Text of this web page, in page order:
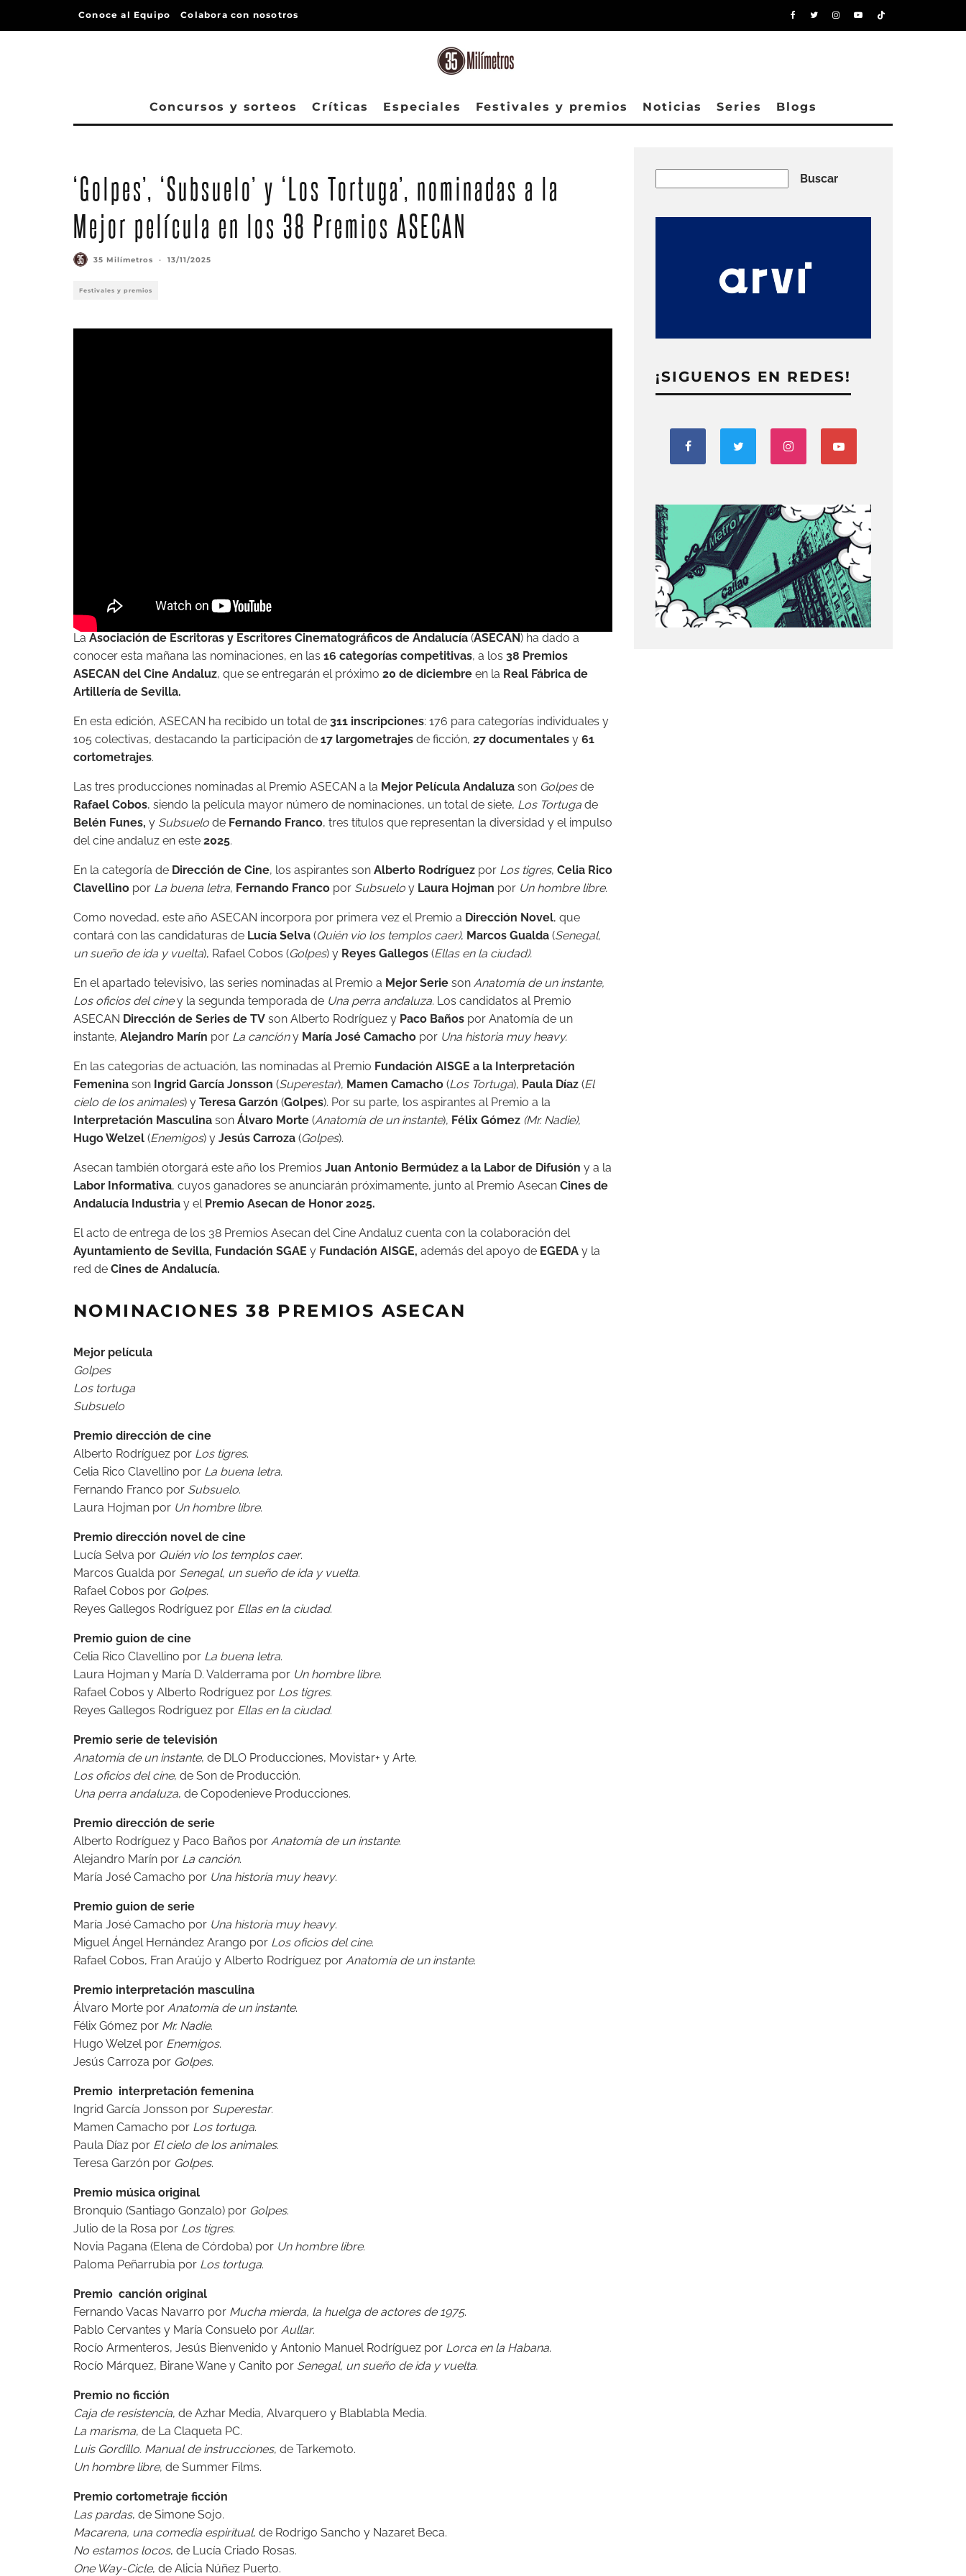
Conoce al Equipo Colabora con nosotros
Concursos y sorteos Críticas Especiales Festivales y premios Noticias Series Blogs
‘Golpes’, ‘Subsuelo’ y ‘Los Tortuga’, nominadas a la
Mejor película en los 38 Premios ASECAN
35 Milímetros · 13/11/2025
Festivales y premios
La Asociación de Escritoras y Escritores Cinematográficos de Andalucía (ASECAN) ha dado a
conocer esta mañana las nominaciones, en las 16 categorías competitivas, a los 38 Premios
ASECAN del Cine Andaluz, que se entregarán el próximo 20 de diciembre en la Real Fábrica de
Artillería de Sevilla.
En esta edición, ASECAN ha recibido un total de 311 inscripciones: 176 para categorías individuales y
105 colectivas, destacando la participación de 17 largometrajes de ficción, 27 documentales y 61
cortometrajes.
Las tres producciones nominadas al Premio ASECAN a la Mejor Película Andaluza son Golpesde
Rafael Cobos, siendo la película mayor número de nominaciones, un total de siete, Los Tortuga de
Belén Funes, y Subsuelo de Fernando Franco, tres títulos que representan la diversidad y el impulso
del cine andaluz en este 2025.
En la categoría de Dirección de Cine, los aspirantes son Alberto Rodríguez por Los tigres, Celia Rico
Clavellino por La buena letra, Fernando Franco por Subsuelo y Laura Hojman por Un hombre libre.
Como novedad, este año ASECAN incorpora por primera vez el Premio a Dirección Novel, que
contará con las candidaturas de Lucía Selva (Quién vio los templos caer), Marcos Gualda (Senegal,
un sueño de ida y vuelta), Rafael Cobos (Golpes) y Reyes Gallegos (Ellas en la ciudad).
En el apartado televisivo, las series nominadas al Premio a Mejor Serie son Anatomía de un instante,
Los oficios del ciney la segunda temporada de Una perra andaluza. Los candidatos al Premio
ASECAN Dirección de Series de TV son Alberto Rodríguez y Paco Baños por Anatomía de un
instante, Alejandro Marín por La cancióny María José Camacho por Una historia muy heavy.
En las categorias de actuación, las nominadas al Premio Fundación AISGE a la Interpretación
Femenina son Ingrid García Jonsson (Superestar), Mamen Camacho (Los Tortuga), Paula Díaz (El
cielo de los animales) y Teresa Garzón (Golpes). Por su parte, los aspirantes al Premio a la
Interpretación Masculina son Álvaro Morte (Anatomía de un instante), Félix Gómez (Mr. Nadie),
Hugo Welzel (Enemigos) y Jesús Carroza (Golpes).
Asecan también otorgará este año los Premios Juan Antonio Bermúdez a la Labor de Difusión y a la
Labor Informativa, cuyos ganadores se anunciarán próximamente, junto al Premio Asecan Cines de
Andalucía Industria y el Premio Asecan de Honor 2025.
El acto de entrega de los 38 Premios Asecan del Cine Andaluz cuenta con la colaboración del
Ayuntamiento de Sevilla, Fundación SGAE y Fundación AISGE, además del apoyo de EGEDA y la
red de Cines de Andalucía.
NOMINACIONES 38 PREMIOS ASECAN
Mejor película
Golpes
Los tortuga
Subsuelo
Premio dirección de cine
Alberto Rodríguez por Los tigres.
Celia Rico Clavellino por La buena letra.
Fernando Franco por Subsuelo.
Laura Hojman por Un hombre libre.
Premio dirección novel de cine
Lucía Selva por Quién vio los templos caer.
Marcos Gualda por Senegal, un sueño de ida y vuelta.
Rafael Cobos por Golpes.
Reyes Gallegos Rodríguez por Ellas en la ciudad.
Premio guion de cine
Celia Rico Clavellino por La buena letra.
Laura Hojman y María D. Valderrama por Un hombre libre.
Rafael Cobos y Alberto Rodríguez por Los tigres.
Reyes Gallegos Rodríguez por Ellas en la ciudad.
Premio serie de televisión
Anatomía de un instante, de DLO Producciones, Movistar+ y Arte.
Los oficios del cine, de Son de Producción.
Una perra andaluza, de Copodenieve Producciones.
Premio dirección de serie
Alberto Rodríguez y Paco Baños por Anatomía de un instante.
Alejandro Marín por La canción.
María José Camacho por Una historia muy heavy.
Premio guion de serie
María José Camacho por Una historia muy heavy.
Miguel Ángel Hernández Arango por Los oficios del cine.
Rafael Cobos, Fran Araújo y Alberto Rodríguez por Anatomía de un instante.
Premio interpretación masculina
Álvaro Morte por Anatomía de un instante.
Félix Gómez por Mr. Nadie.
Hugo Welzel por Enemigos.
Jesús Carroza por Golpes.
Premio interpretación femenina
Ingrid García Jonsson por Superestar.
Mamen Camacho por Los tortuga.
Paula Díaz por El cielo de los animales.
Teresa Garzón por Golpes.
Premio música original
Bronquio (Santiago Gonzalo) por Golpes.
Julio de la Rosa por Los tigres.
Novia Pagana (Elena de Córdoba) por Un hombre libre.
Paloma Peñarrubia por Los tortuga.
Premio canción original
Fernando Vacas Navarro por Mucha mierda, la huelga de actores de 1975.
Pablo Cervantes y María Consuelo por Aullar.
Rocío Armenteros, Jesús Bienvenido y Antonio Manuel Rodríguez por Lorca en la Habana.
Rocío Márquez, Birane Wane y Canito por Senegal, un sueño de ida y vuelta.
Premio no ficción
Caja de resistencia, de Azhar Media, Alvarquero y Blablabla Media.
La marisma, de La Claqueta PC.
Luis Gordillo. Manual de instrucciones, de Tarkemoto.
Un hombre libre, de Summer Films.
Premio cortometraje ficción
Las pardas, de Simone Sojo.
Macarena, una comedia espiritual, de Rodrigo Sancho y Nazaret Beca.
No estamos locos, de Lucía Criado Rosas.
One Way-Cicle, de Alicia Núñez Puerto.
Buscar
¡SIGUENOS EN REDES!